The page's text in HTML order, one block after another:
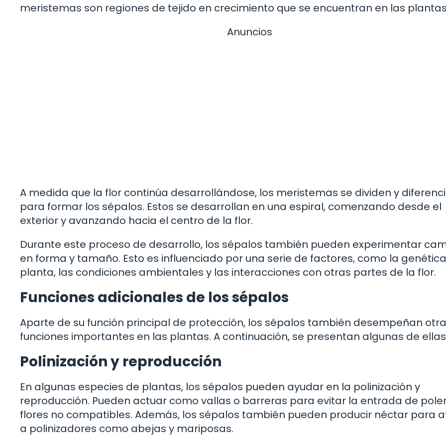
meristemas son regiones de tejido en crecimiento que se encuentran en las
Anuncios
A medida que la flor continúa desarrollándose, los meristemas se dividen y
para formar los sépalos. Estos se desarrollan en una espiral, comenzando desde el
exterior y avanzando hacia el centro de la flor.
Durante este proceso de desarrollo, los sépalos también pueden experimentar
en forma y tamaño. Esto es influenciado por una serie de factores, como la
planta, las condiciones ambientales y las interacciones con otras partes de la flor.
Funciones adicionales de los sépalos
Aparte de su función principal de protección, los sépalos también desempeñan
funciones importantes en las plantas. A continuación, se presentan algunas de
Polinización y reproducción
En algunas especies de plantas, los sépalos pueden ayudar en la polinización y
reproducción. Pueden actuar como vallas o barreras para evitar la entrada de
flores no compatibles. Además, los sépalos también pueden producir néctar para
a polinizadores como abejas y mariposas.